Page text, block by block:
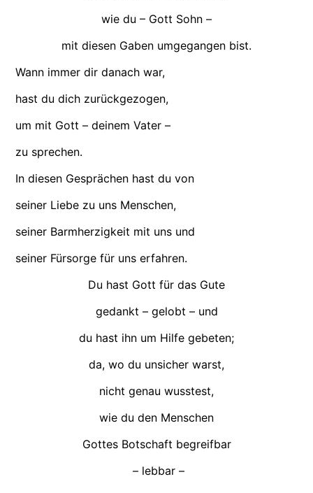
wie du – Gott Sohn –
mit diesen Gaben umgegangen bist.
Wann immer dir danach war,
hast du dich zurückgezogen,
um mit Gott – deinem Vater –
zu sprechen.
In diesen Gesprächen hast du von
seiner Liebe zu uns Menschen,
seiner Barmherzigkeit mit uns und
seiner Fürsorge für uns erfahren.
Du hast Gott für das Gute
gedankt – gelobt – und
du hast ihn um Hilfe gebeten;
da, wo du unsicher warst,
nicht genau wusstest,
wie du den Menschen
Gottes Botschaft begreifbar
– lebbar –